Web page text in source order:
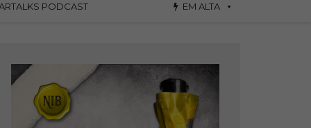
PODCAST EM ALTA